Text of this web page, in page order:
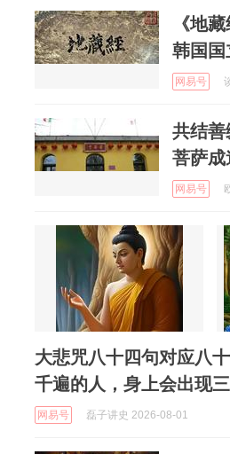
《地
韩国国
网易号
共结
菩萨成
网易号
大悲咒八十四句对应八
千遍的人，身上会出现
网易号 磊子讲史 2026-08-01